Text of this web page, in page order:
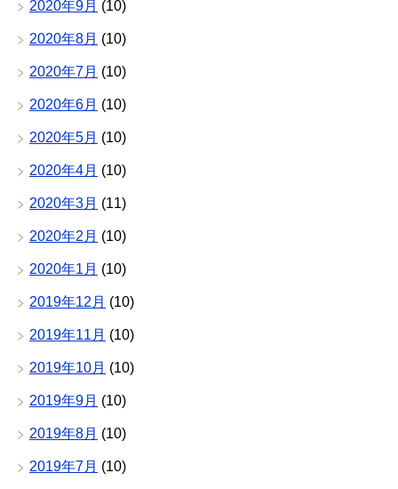
2020年9月 (10)
2020年8月 (10)
2020年7月 (10)
2020年6月 (10)
2020年5月 (10)
2020年4月 (10)
2020年3月 (11)
2020年2月 (10)
2020年1月 (10)
2019年12月 (10)
2019年11月 (10)
2019年10月 (10)
2019年9月 (10)
2019年8月 (10)
2019年7月 (10)